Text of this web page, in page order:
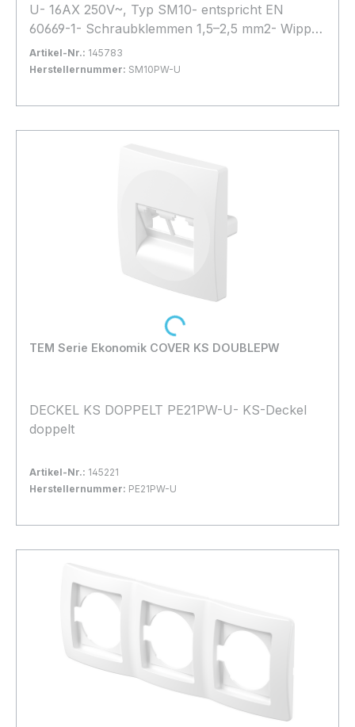
U- 16AX 250V~, Typ SM10- entspricht EN
60669-1- Schraubklemmen 1,5–2,5 mm2- Wippe
auswechselbar
Artikel-Nr.: 145783
Herstellernummer: SM10PW-U
In den Warenkorb
TEM Serie Ekonomik COVER KS DOUBLEPW
DECKEL KS DOPPELT PE21PW-U- KS-Deckel
doppelt
Artikel-Nr.: 145221
Herstellernummer: PE21PW-U
In den Warenkorb
Loading...